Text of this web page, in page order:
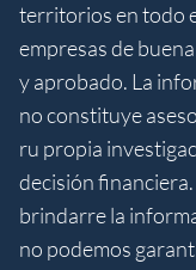
territorios en todo
empresas de
y aprobado. La
no constituye
ru propia
decisión
brindarre la
no podemos